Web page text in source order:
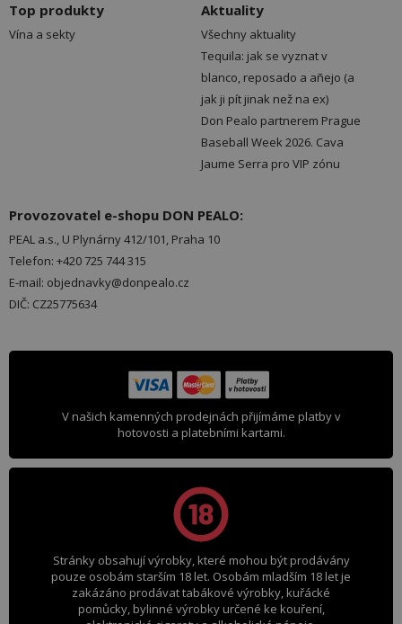
Top produkty
Vína a sekty
Aktuality
Všechny aktuality
Tequila: jak se vyznat v
blanco, reposado a añejo (a
jak ji pít jinak než na ex)
Don Pealo partnerem Prague
Baseball Week 2026. Cava
Jaume Serra pro VIP zónu
Provozovatel e-shopu DON PEALO:
PEAL a.s., U Plynárny 412/101, Praha 10
Telefon: +420 725 744 315
E-mail: objednavky@donpealo.cz
DIČ: CZ25775634
V našich kamenných prodejnách přijímáme platby v
hotovosti a platebními kartami.
Stránky obsahují výrobky, které mohou být prodávány
pouze osobám starším 18 let. Osobám mladším 18 let je
zakázáno prodávat tabákové výrobky, kuřácké
pomůcky, bylinné výrobky určené ke kouření,